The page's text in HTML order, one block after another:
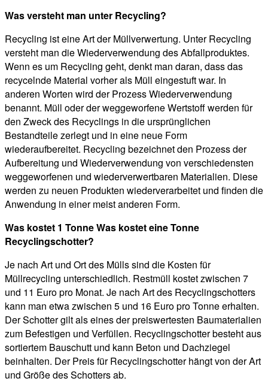
Was versteht man unter Recycling?
Recycling ist eine Art der Müllverwertung. Unter Recycling
versteht man die Wiederverwendung des Abfallproduktes.
Wenn es um Recycling geht, denkt man daran, dass das
recycelnde Material vorher als Müll eingestuft war. In
anderen Worten wird der Prozess Wiederverwendung
benannt. Müll oder der weggeworfene Wertstoff werden für
den Zweck des Recyclings in die ursprünglichen
Bestandteile zerlegt und in eine neue Form
wiederaufbereitet. Recycling bezeichnet den Prozess der
Aufbereitung und Wiederverwendung von verschiedensten
weggeworfenen und wiederverwertbaren Materialien. Diese
werden zu neuen Produkten wiederverarbeitet und finden die
Anwendung in einer meist anderen Form.
Was kostet 1 Tonne Was kostet eine Tonne
Recyclingschotter?
Je nach Art und Ort des Mülls sind die Kosten für
Müllrecycling unterschiedlich. Restmüll kostet zwischen 7
und 11 Euro pro Monat. Je nach Art des Recyclingschotters
kann man etwa zwischen 5 und 16 Euro pro Tonne erhalten.
Der Schotter gilt als eines der preiswertesten Baumaterialien
zum Befestigen und Verfüllen. Recyclingschotter besteht aus
sortiertem Bauschutt und kann Beton und Dachziegel
beinhalten. Der Preis für Recyclingschotter hängt von der Art
und Größe des Schotters ab.